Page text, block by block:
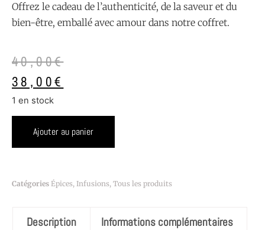
Offrez le cadeau de l’authenticité, de la saveur et du
bien-être, emballé avec amour dans notre coffret.
40,00€
38,00€
1 en stock
Ajouter au panier
Catégories Épices, Infusions, Tous les produits
Description Informations complémentaires